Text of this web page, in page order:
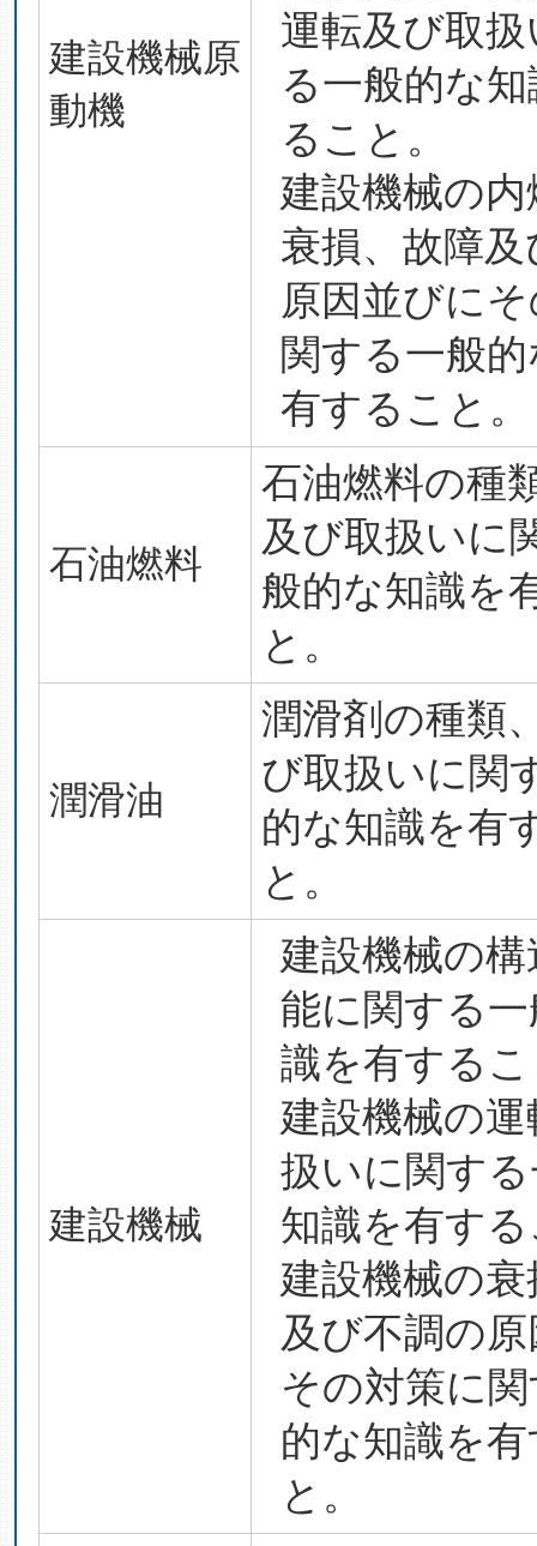
建設機械原
動機
運転及び取
る一般的な
ること。
建設機械の
衰損、故障
原因並びに
関する一般
有すること。
石油燃料
石油燃料の種
及び取扱いに
般的な知識を
と。
潤滑油
潤滑剤の種類
び取扱いに関
的な知識を有
と。
建設機械
建設機械の
能に関する
識を有する
建設機械の
扱いに関す
知識を有す
建設機械の
及び不調の
その対策に
的な知識を
と。